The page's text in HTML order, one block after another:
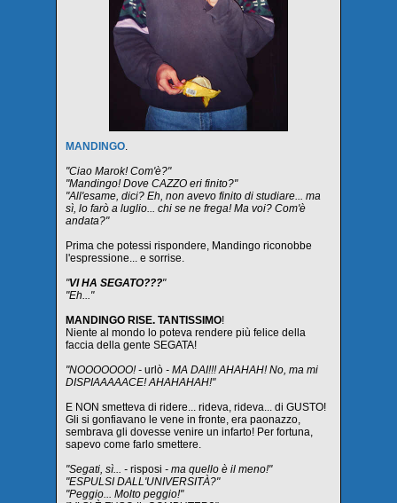
MANDINGO.
"Ciao Marok! Com'è?"
"Mandingo! Dove CAZZO eri finito?"
"All'esame, dici? Eh, non avevo finito di studiare... ma
sì, lo farò a luglio... chi se ne frega! Ma voi? Com'è
andata?"
Prima che potessi rispondere, Mandingo riconobbe
l'espressione... e sorrise.
"VI HA SEGATO???"
"Eh..."
MANDINGO RISE. TANTISSIMO!
Niente al mondo lo poteva rendere più felice della
faccia della gente SEGATA!
"NOOOOOOO! - urlò - MA DAI!!! AHAHAH! No, ma mi
DISPIAAAAACE! AHAHAHAH!"
E NON smetteva di ridere... rideva, rideva... di GUSTO!
Gli si gonfiavano le vene in fronte, era paonazzo,
sembrava gli dovesse venire un infarto! Per fortuna,
sapevo come farlo smettere.
"Segati, sì... - risposi - ma quello è il meno!"
"ESPULSI DALL'UNIVERSITÀ?"
"Peggio... Molto peggio!"